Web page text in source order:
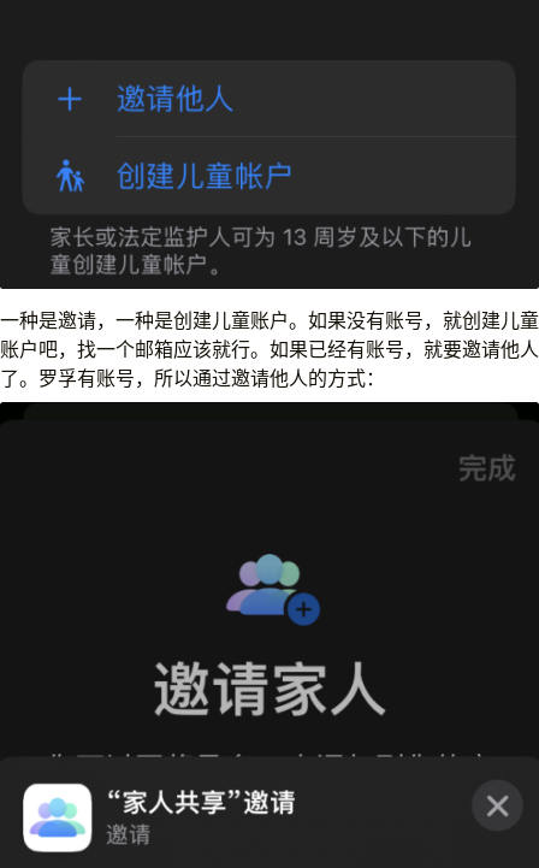
一种是邀请，一种是创建儿童账户。如果没有账号，就创建儿童
账户吧，找一个邮箱应该就行。如果已经有账号，就要邀请他人
了。罗孚有账号，所以通过邀请他人的方式：